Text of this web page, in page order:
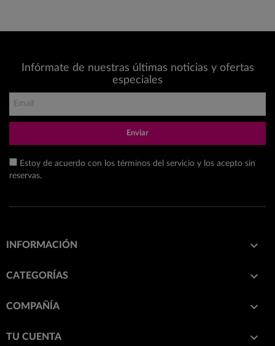
Infórmate de nuestras últimas noticias y ofertas
especiales
Enviar
Estoy de acuerdo con los términos del servicio y los acepto sin
reservas.
INFORMACIÓN 
CATEGORÍAS 
COMPAÑÍA 
TU CUENTA 